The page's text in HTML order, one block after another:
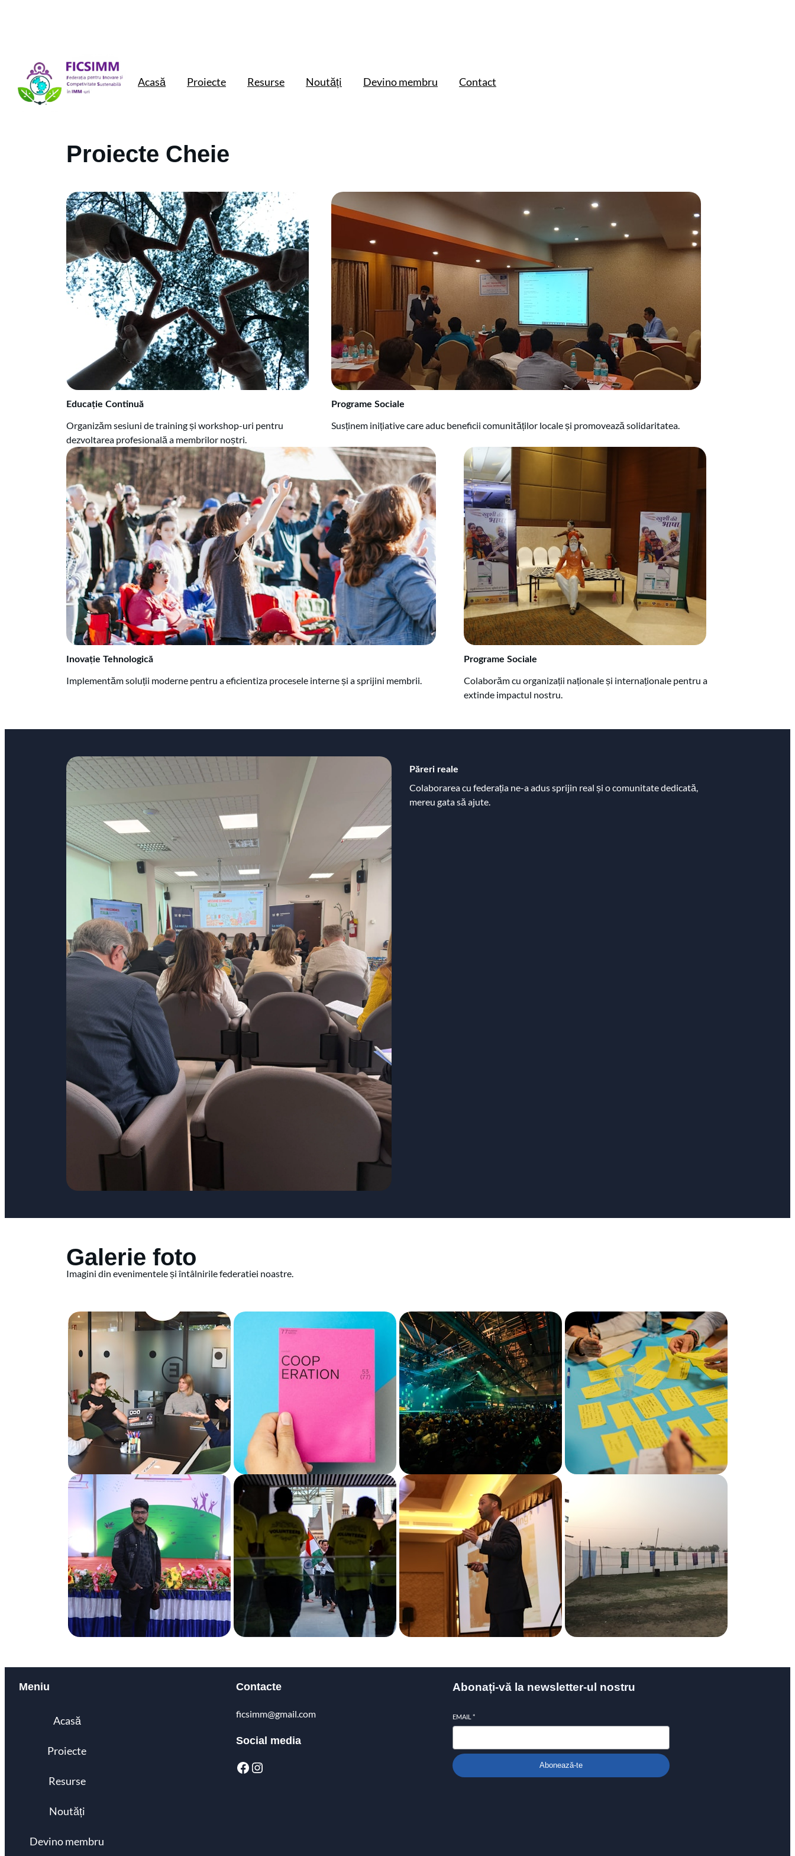
Acasă Proiecte Resurse Noutăți Devino membru Contact
Proiecte Cheie
Educație Continuă
Organizăm sesiuni de training și workshop-uri pentru
dezvoltarea profesională a membrilor noștri.
Programe Sociale
Susținem inițiative care aduc beneficii comunităților locale și promovează solidaritatea.
Inovație Tehnologică
Implementăm soluții moderne pentru a eficientiza procesele interne și a sprijini membrii.
Programe Sociale
Colaborăm cu organizații naționale și internaționale pentru a
extinde impactul nostru.
Păreri reale
Colaborarea cu federația ne-a adus sprijin real și o comunitate dedicată,
mereu gata să ajute.
Galerie foto
Imagini din evenimentele și întâlnirile federatiei noastre.
Meniu
Acasă
Proiecte
Resurse
Noutăți
Devino membru
Contacte
ficsimm@gmail.com
Social media
Abonați-vă la newsletter-ul nostru
EMAIL*
Abonează-te